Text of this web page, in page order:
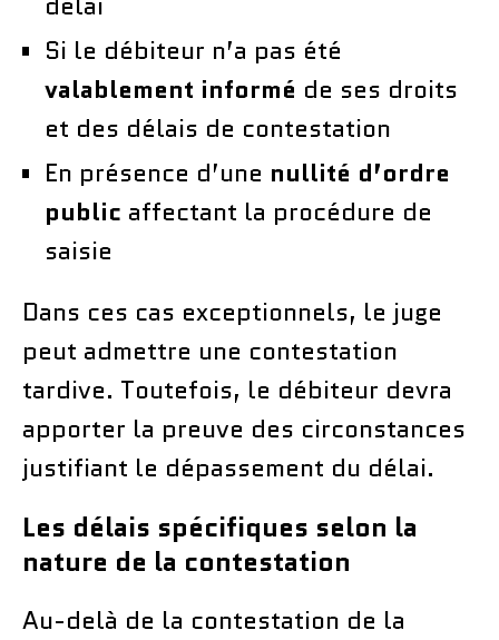
Si le débiteur n’a pas été
valablement informé de ses droits
et des délais de contestation
En présence d’une nullité d’ordre
public affectant la procédure de
saisie
Dans ces cas exceptionnels, le juge
peut admettre une contestation
tardive. Toutefois, le débiteur devra
apporter la preuve des circonstances
justifiant le dépassement du délai.
Les délais spécifiques selon la
nature de la contestation
Au-delà de la contestation de la